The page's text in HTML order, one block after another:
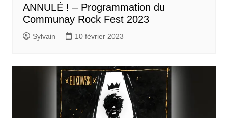
ANNULÉ ! – Programmation du
Communay Rock Fest 2023
Sylvain 10 février 2023